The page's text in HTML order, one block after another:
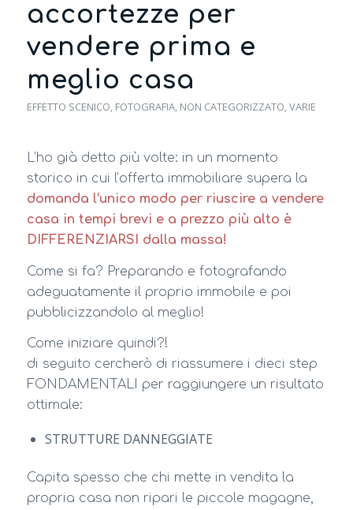
accortezze per
vendere prima e
meglio casa
EFFETTO SCENICO, FOTOGRAFIA, NON CATEGORIZZATO,VARIE
L’ho già detto più volte: in un momento
storico in cui l’offerta immobiliare supera la
domanda l’unico modo per riuscire a vendere
casa in tempi brevi e a prezzo più alto è
DIFFERENZIARSI dalla massa!
Come si fa? Preparando e fotografando
adeguatamente il proprio immobile e poi
pubblicizzandolo al meglio!
Come iniziare quindi?!
di seguito cercherò di riassumere i dieci step
FONDAMENTALI per raggiungere un risultato
ottimale:
STRUTTURE DANNEGGIATE
Capita spesso che chi mette in vendita la
propria casa non ripari le piccole magagne,